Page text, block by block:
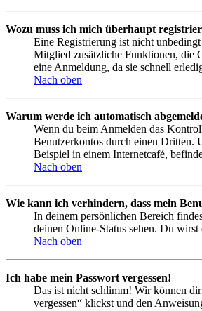
Wozu muss ich mich überhaupt
Eine Registrierung ist nicht
Mitglied zusätzliche Funktionen, die
eine Anmeldung, da sie schnell
Nach oben
Warum werde ich automatisch
Wenn du beim Anmelden das
Benutzerkontos durch einen Dritten.
Beispiel in einem Internetcafé,
Nach oben
Wie kann ich verhindern, dass mein
In deinem persönlichen Bereich
deinen Online-Status sehen. Du
Nach oben
Ich habe mein Passwort vergessen!
Das ist nicht schlimm! Wir können
vergessen“ klickst und den